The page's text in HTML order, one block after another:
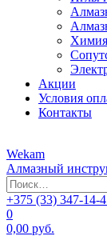
Акции
Условия
Контакты
Wekam
Алмазный
+375 (33) 347-14-
0
0,00 руб.